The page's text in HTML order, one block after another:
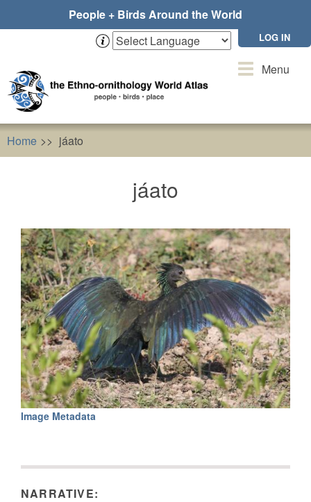
People + Birds Around the World
LOG IN
ToggleMenu
Home jáato
jáato
Image Metadata
NARRATIVE: